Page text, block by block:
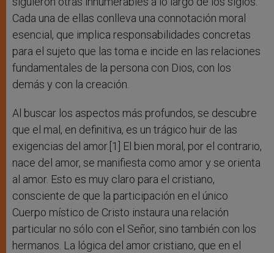
Cada una de ellas conlleva una connotación moral
esencial, que implica responsabilidades concretas
para el sujeto que las toma e incide en las relaciones
fundamentales de la persona con Dios, con los
demás y con la creación.
Al buscar los aspectos más profundos, se descubre
que el mal, en definitiva, es un trágico huir de las
exigencias del amor.[1] El bien moral, por el contrario,
nace del amor, se manifiesta como amor y se orienta
al amor. Esto es muy claro para el cristiano,
consciente de que la participación en el único
Cuerpo místico de Cristo instaura una relación
particular no sólo con el Señor, sino también con los
hermanos. La lógica del amor cristiano, que en el